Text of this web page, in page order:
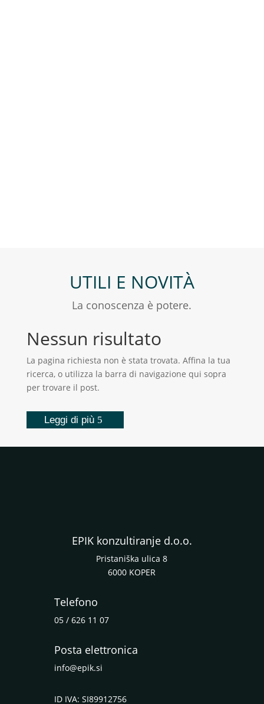
UTILI E NOVITÀ
La conoscenza è potere.
Nessun risultato
La pagina richiesta non è stata trovata. Affina la tua
ricerca, o utilizza la barra di navigazione qui sopra
per trovare il post.
Leggi di più
EPIK konzultiranje d.o.o.
Pristaniška ulica 8
6000 KOPER
Telefono
05 / 626 11 07
Posta elettronica
info@epik.si
ID IVA: SI89912756